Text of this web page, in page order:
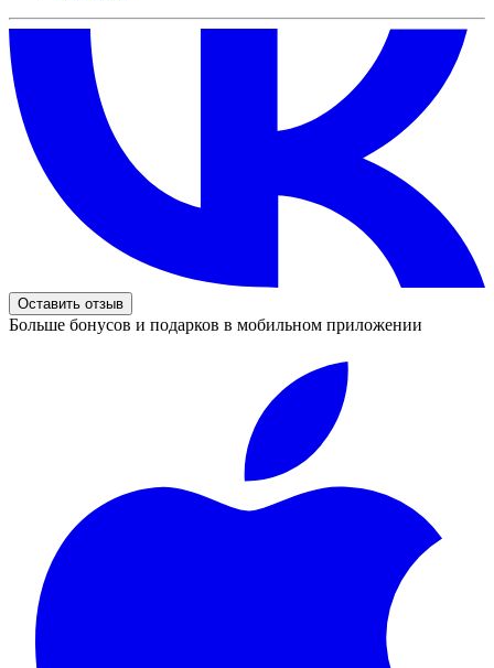
Оставить отзыв
Больше бонусов и подарков в мобильном приложении